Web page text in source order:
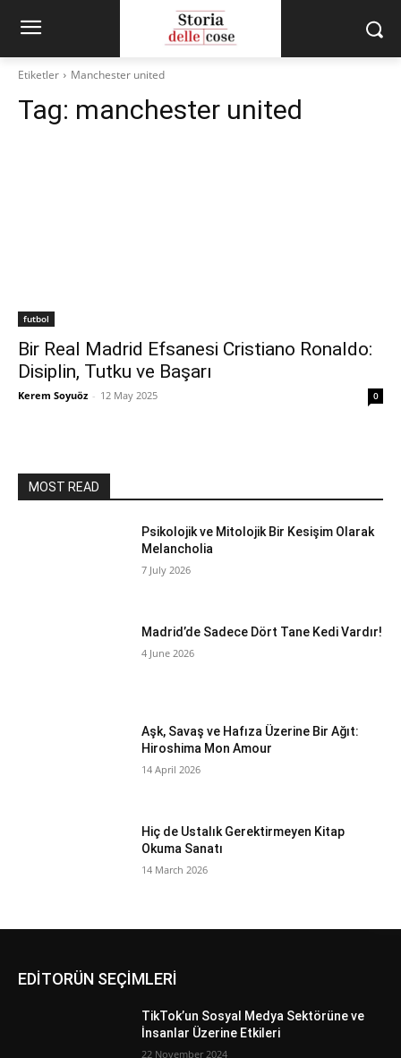
Etiketler Manchester united
Tag: manchester united
futbol
Bir Real Madrid Efsanesi Cristiano Ronaldo:
Disiplin, Tutku ve Başarı
Kerem Soyuöz - 12 May 2025 0
MOST READ
Psikolojik ve Mitolojik Bir Kesişim Olarak
Melancholia
7 July 2026
Madrid’de Sadece Dört Tane Kedi Vardır!
4 June 2026
Aşk, Savaş ve Hafıza Üzerine Bir Ağıt:
Hiroshima Mon Amour
14 April 2026
Hiç de Ustalık Gerektirmeyen Kitap
Okuma Sanatı
14 March 2026
EDİTORÜN SEÇİMLERİ
TikTok’un Sosyal Medya Sektörüne ve
İnsanlar Üzerine Etkileri
22 November 2024